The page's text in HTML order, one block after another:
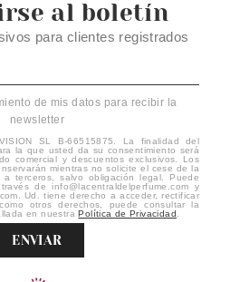
al boletín
para clientes registrados
de mis datos para recibir la
newsletter
SL B-66515875. La finalidad del
la que usted da su consentimiento será
comercial y descuentos exclusivos. Los
mientras no solicite el cese de la
terceros, salvo obligación legal. Puede
de info@lacentraldelperfume.com y
Ud. tiene derecho a acceder, rectificar
otros derechos, puede consultar la
en nuestraPolítica de Privacidad
ENVIAR